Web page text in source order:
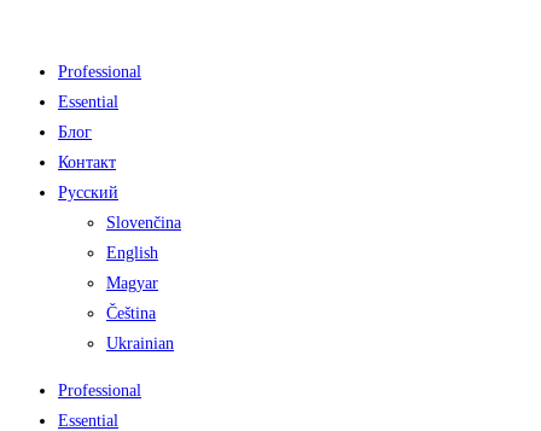
содержимому
Professional
Essential
Блог
Контакт
Русский
Slovenčina
English
Magyar
Čeština
Ukrainian
Professional
Essential